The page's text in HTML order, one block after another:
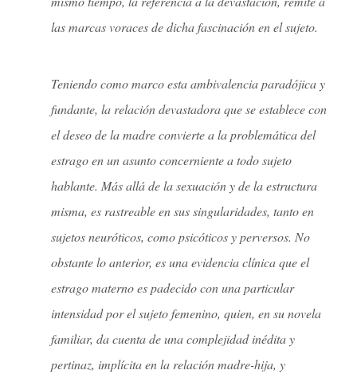
las marcas voraces de dicha fascinación en el sujeto.
Teniendo como marco esta ambivalencia paradójica y
fundante, la relación devastadora que se establece con
el deseo de la madre convierte a la problemática del
estrago en un asunto concerniente a todo sujeto
hablante. Más allá de la sexuación y de la estructura
misma, es rastreable en sus singularidades, tanto en
sujetos neuróticos, como psicóticos y perversos. No
obstante lo anterior, es una evidencia clínica que el
estrago materno es padecido con una particular
intensidad por el sujeto femenino, quien, en su novela
familiar, da cuenta de una complejidad inédita y
pertinaz, implícita en la relación madre-hija, y